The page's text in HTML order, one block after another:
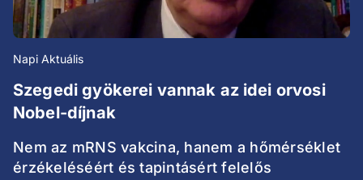
Napi Aktuális
Szegedi gyökerei vannak az idei orvosi
Nobel-díjnak
Nem az mRNS vakcina, hanem a hőmérséklet
érzékeléséért és tapintásért felelős